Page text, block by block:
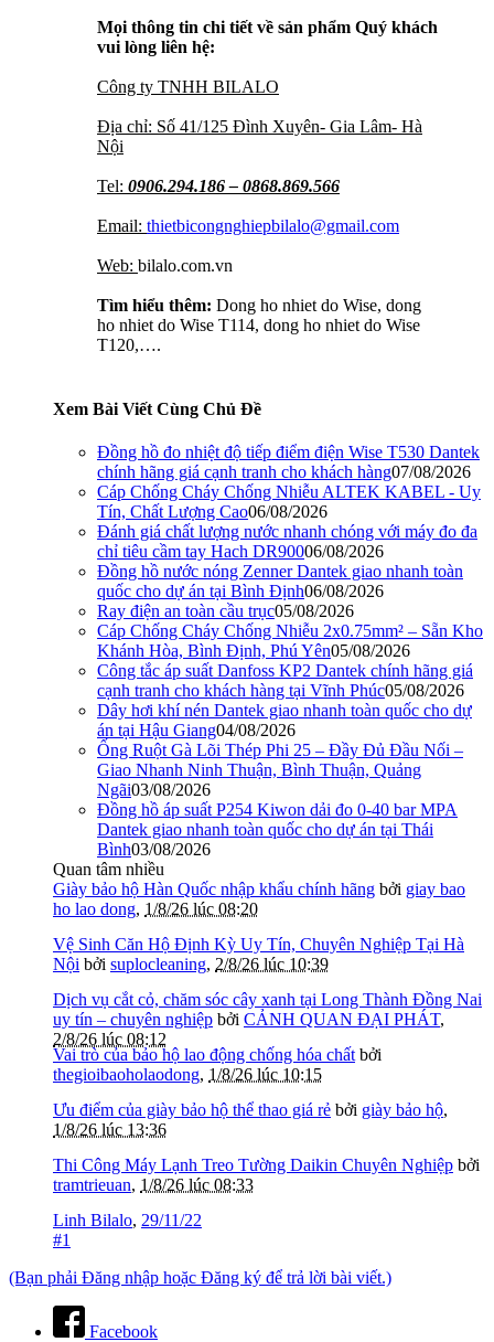
Mọi thông tin chi tiết về sản phẩm Quý khách
vui lòng liên hệ:
Công ty TNHH BILALO
Địa chỉ: Số 41/125 Đình Xuyên- Gia Lâm- Hà
Nội
Tel: 0906.294.186 – 0868.869.566
Email: thietbicongnghiepbilalo@gmail.com
Web: bilalo.com.vn
Tìm hiểu thêm: Dong ho nhiet do Wise, dong
ho nhiet do Wise T114, dong ho nhiet do Wise
T120,….
Xem Bài Viết Cùng Chủ Đề
Đồng hồ đo nhiệt độ tiếp điểm điện Wise T530 Dantek
chính hãng giá cạnh tranh cho khách hàng07/08/2026
Cáp Chống Cháy Chống Nhiễu ALTEK KABEL - Uy
Tín, Chất Lượng Cao06/08/2026
Đánh giá chất lượng nước nhanh chóng với máy đo đa
chỉ tiêu cầm tay Hach DR90006/08/2026
Đồng hồ nước nóng Zenner Dantek giao nhanh toàn
quốc cho dự án tại Bình Định06/08/2026
Ray điện an toàn cầu trục05/08/2026
Cáp Chống Cháy Chống Nhiễu 2x0.75mm² – Sẵn Kho
Khánh Hòa, Bình Định, Phú Yên05/08/2026
Công tắc áp suất Danfoss KP2 Dantek chính hãng giá
cạnh tranh cho khách hàng tại Vĩnh Phúc05/08/2026
Dây hơi khí nén Dantek giao nhanh toàn quốc cho dự
án tại Hậu Giang04/08/2026
Ống Ruột Gà Lõi Thép Phi 25 – Đầy Đủ Đầu Nối –
Giao Nhanh Ninh Thuận, Bình Thuận, Quảng
Ngãi03/08/2026
Đồng hồ áp suất P254 Kiwon dải đo 0-40 bar MPA
Dantek giao nhanh toàn quốc cho dự án tại Thái
Bình03/08/2026
Quan tâm nhiều
Giày bảo hộ Hàn Quốc nhập khẩu chính hãng bởi giay bao
ho lao dong, 1/8/26 lúc 08:20
Vệ Sinh Căn Hộ Định Kỳ Uy Tín, Chuyên Nghiệp Tại Hà
Nội bởi suplocleaning, 2/8/26 lúc 10:39
Dịch vụ cắt cỏ, chăm sóc cây xanh tại Long Thành Đồng Nai
uy tín – chuyên nghiệp bởi CẢNH QUAN ĐẠI PHÁT,
2/8/26 lúc 08:12
Vai trò của bảo hộ lao động chống hóa chất bởi
thegioibaoholaodong, 1/8/26 lúc 10:15
Ưu điểm của giày bảo hộ thể thao giá rẻ bởi giày bảo hộ,
1/8/26 lúc 13:36
Thi Công Máy Lạnh Treo Tường Daikin Chuyên Nghiệp bởi
tramtrieuan, 1/8/26 lúc 08:33
Linh Bilalo, 29/11/22
#1
(Bạn phải Đăng nhập hoặc Đăng ký để trả lời bài viết.)
Facebook